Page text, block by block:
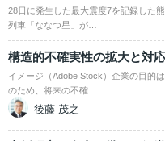
28日に発生した最大震度7を記録した
列車「ななつ星」が…
構造的不確実性の拡大と対
イメージ（Adobe Stock）企業の目的
のため、将来の不確…
後藤 茂之